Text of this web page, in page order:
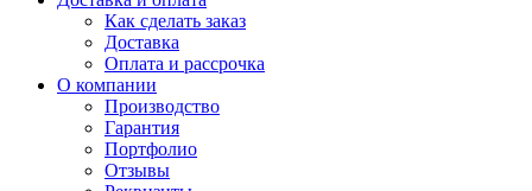
Как сделать заказ
Доставка
Оплата и рассрочка
О компании
Производство
Гарантия
Портфолио
Отзывы